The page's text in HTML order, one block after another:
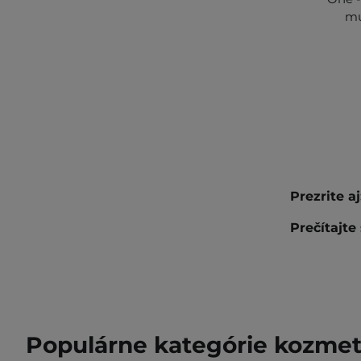
Prezrite
Prečítajte
Populárne kategórie